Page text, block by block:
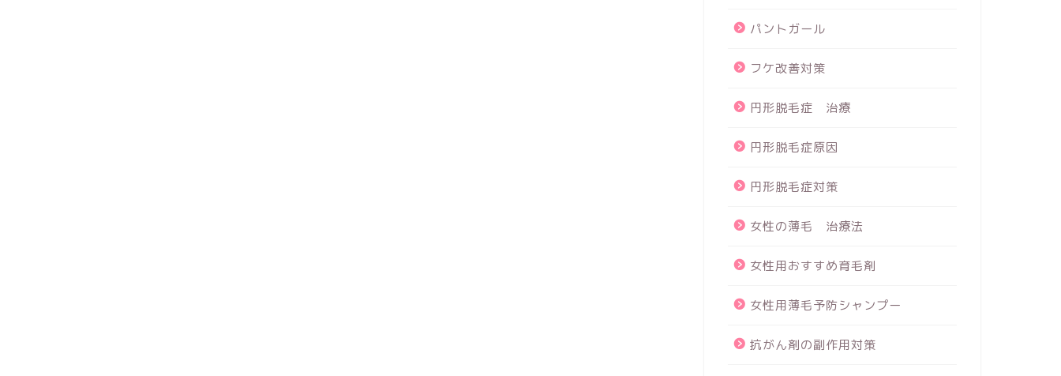
パントガール
フケ改善対策
円形脱毛症 治療
円形脱毛症原因
円形脱毛症対策
女性の薄毛 治療法
女性用おすすめ育毛剤
女性用薄毛予防シャンプー
抗がん剤の副作用対策